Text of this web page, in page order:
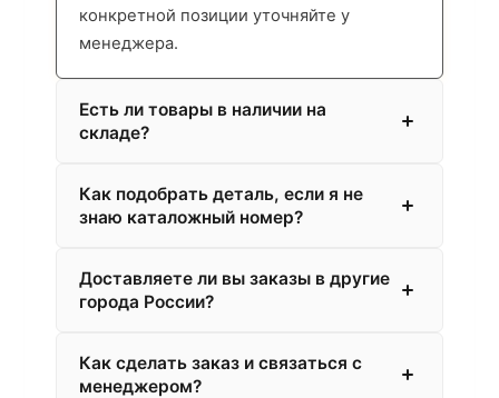
конкретной позиции уточняйте у
менеджера.
Есть ли товары в наличии на
складе?
Как подобрать деталь, если я не
знаю каталожный номер?
Доставляете ли вы заказы в другие
города России?
Как сделать заказ и связаться с
менеджером?